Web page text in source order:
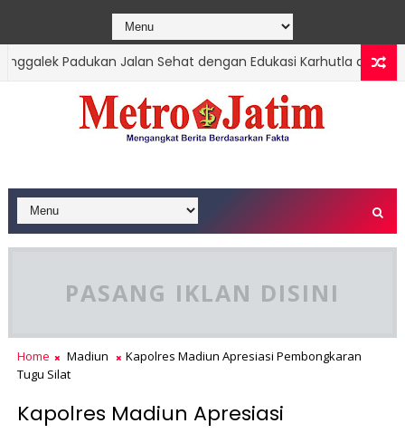
Padukan Jalan Sehat dengan Edukasi Karhutla di Gunung
Gunung Sawe Berhasil Dipadamkan, Masyarakat Diimbau
PASANG IKLAN DISINI
Home Madiun
Kapolres Madiun Apresiasi Pembongkaran
Tugu Silat
Kapolres Madiun Apresiasi